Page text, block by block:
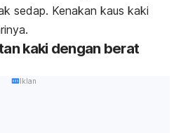
sedap. Kenakan kaus kaki
kaki dengan berat
Iklan